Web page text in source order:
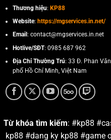
Thương hiệu: KP88
Website: https://mgservices.in.net/
Email:contact@mgservices.in.net
Hotlive/SĐT: 0985 687 962
Địa Chỉ Thường Trú: 33 Đ. Phan
phố Hồ Chí Minh, Việt Nam
Từ khóa tìm kiếm: #kp88
kp88 #dang ky kp88 #game